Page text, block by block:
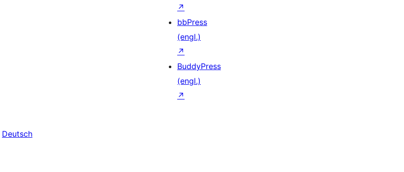
↗
bbPress
(engl.)
↗
BuddyPress
(engl.)
↗
Deutsch